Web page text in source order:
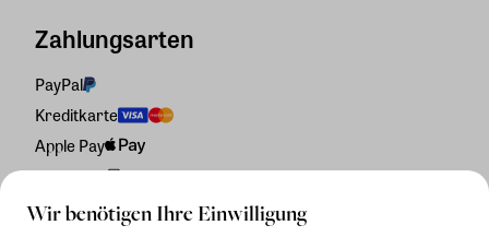
Wir benötigen Ihre Einwilligung
Zahlungsarten
PayPal
Kreditkarte
Apple Pay
Rechnung